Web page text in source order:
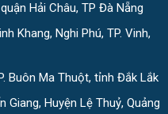
Hải Châu, TP Đà Nẵng
Khang, Nghi Phú, TP. Vinh,
Buôn Ma Thuột, tỉnh Đắk Lắk
Giang, Huyện Lệ Thuỷ, Quảng